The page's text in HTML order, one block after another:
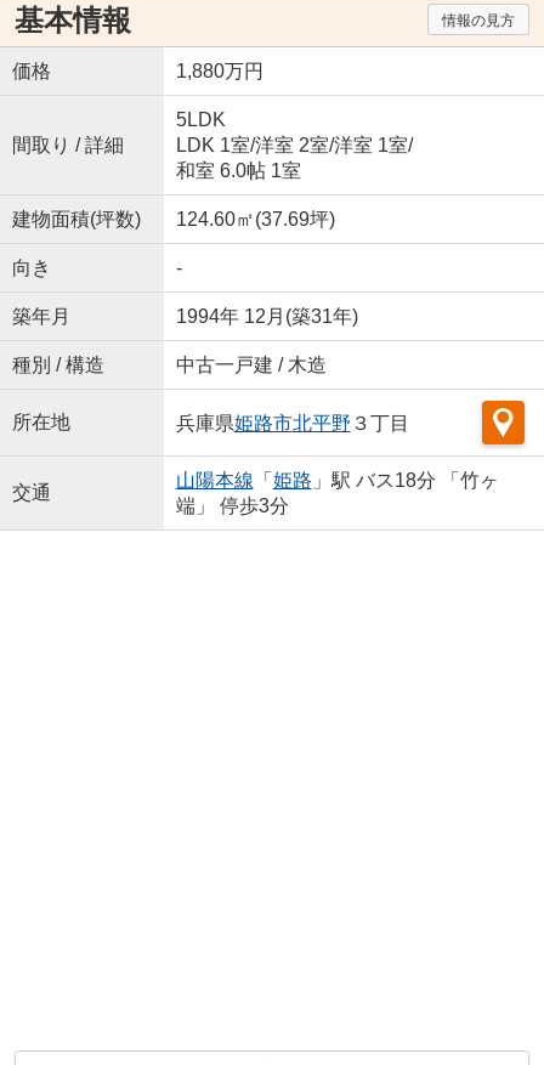
基本情報 情報の見方
価格 1,880万円
間取り / 詳細
5LDK
LDK 1室/洋室 2室/洋室 1室/
和室 6.0帖 1室
建物面積(坪数) 124.60㎡(37.69坪)
向き -
築年月 1994年 12月(築31年)
種別 / 構造 中古一戸建 / 木造
所在地 兵庫県姫路市北平野 ３丁目
交通
山陽本線 「 姫路 」駅 バス18分 「竹ヶ
端」 停歩3分